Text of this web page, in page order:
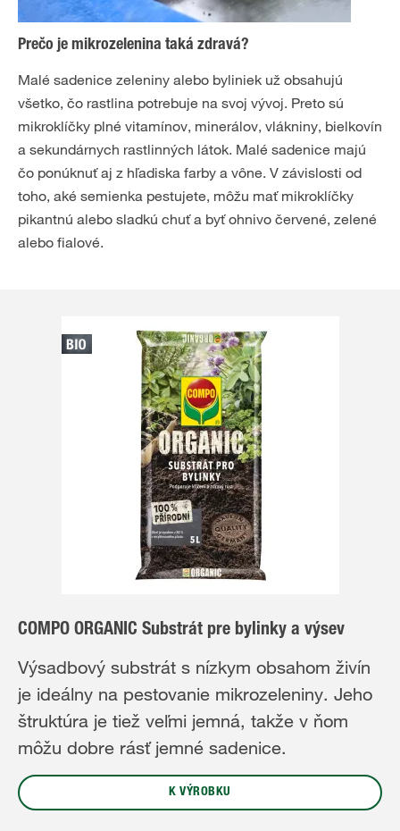
Prečo je mikrozelenina taká zdravá?
Malé sadenice zeleniny alebo byliniek už obsahujú
všetko, čo rastlina potrebuje na svoj vývoj. Preto sú
mikroklíčky plné vitamínov, minerálov, vlákniny, bielkovín
a sekundárnych rastlinných látok. Malé sadenice majú
čo ponúknuť aj z hľadiska farby a vône. V závislosti od
toho, aké semienka pestujete, môžu mať mikroklíčky
pikantnú alebo sladkú chuť a byť ohnivo červené, zelené
alebo fialové.
COMPO ORGANIC Substrát pre bylinky a výsev
Výsadbový substrát s nízkym obsahom živín
je ideálny na pestovanie mikrozeleniny. Jeho
štruktúra je tiež veľmi jemná, takže v ňom
môžu dobre rásť jemné sadenice.
K VÝROBKU